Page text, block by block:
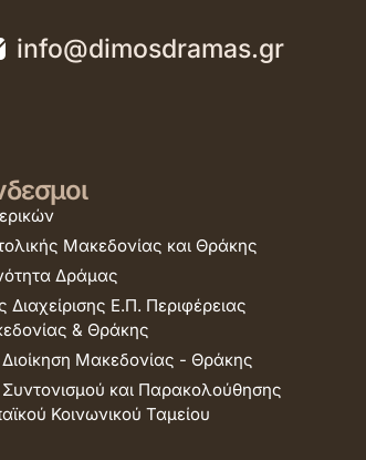
info@dimosdramas.gr
Μακεδονίας και Θράκης
Δράμας
Διαχείρισης Ε.Π. Περιφέρειας
& Θράκης
Μακεδονίας - Θράκης
Συντονισμού και Παρακολούθησης
Κοινωνικού Ταμείου